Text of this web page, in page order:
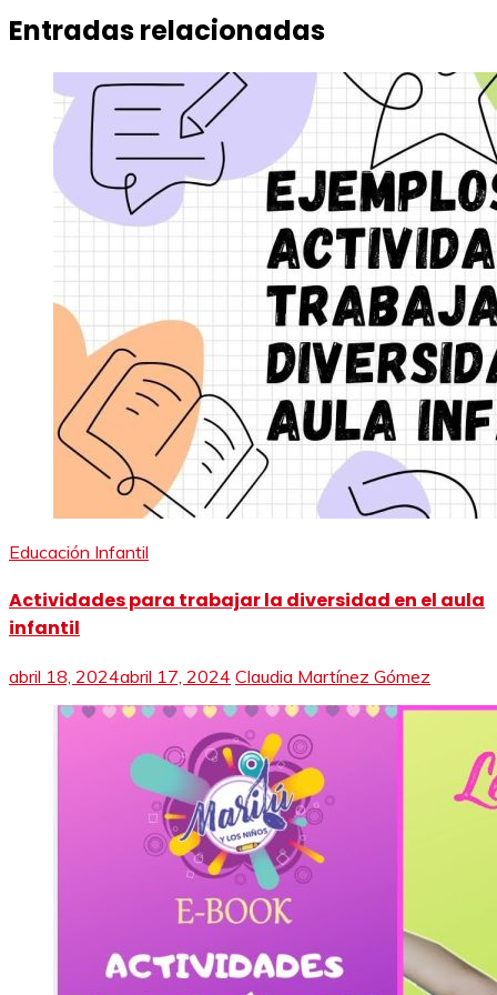
Entradas relacionadas
Educación Infantil
Actividades para trabajar la diversidad en el aula
infantil
abril 18, 2024abril 17, 2024 Claudia Martínez Gómez